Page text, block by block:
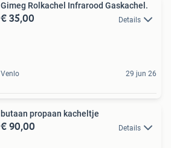
Gimeg Rolkachel Infrarood Gaskachel.
€ 35,00 Details
Venlo 29 jun 26
butaan propaan kacheltje
€ 90,00 Details